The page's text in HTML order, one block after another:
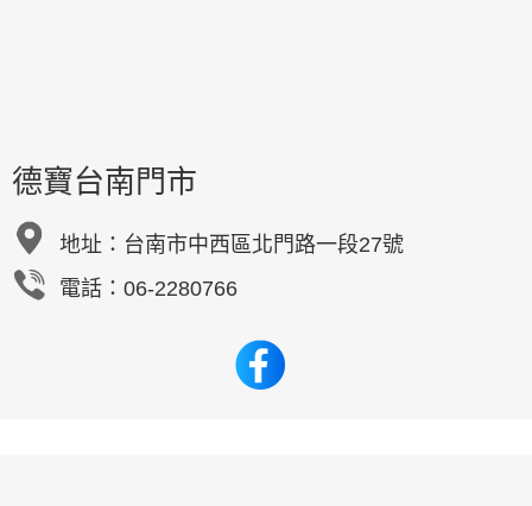
德寶台南門市
地址： 台南市中西區北門路一段27號
電話：06-2280766